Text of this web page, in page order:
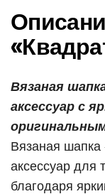
Вязаная
аксессуар с
Вязаная
аксессуар для
благодаря